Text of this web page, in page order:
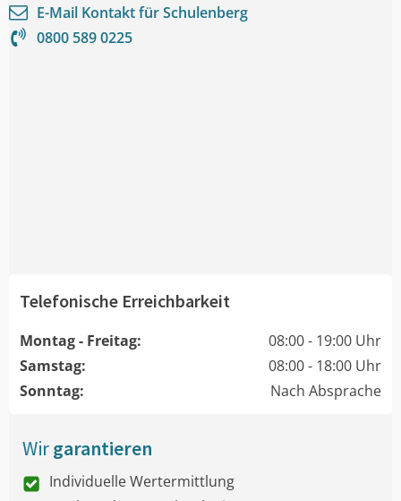
E-Mail Kontakt fürSchulenberg
0800 589 0225
Telefonische Erreichbarkeit
Montag - Freitag:
08:00 - 19:00 Uhr
Samstag:
08:00 - 18:00 Uhr
Sonntag:
Nach Absprache
Wirgarantieren
Individuelle Wertermittlung